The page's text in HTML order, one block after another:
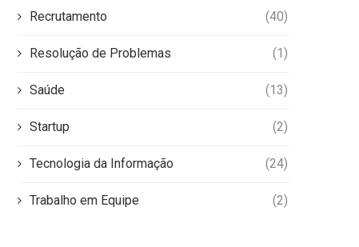
Recrutamento (40)
Resolução de Problemas (1)
Saúde (13)
Startup (2)
Tecnologia da Informação (24)
Trabalho em Equipe (2)